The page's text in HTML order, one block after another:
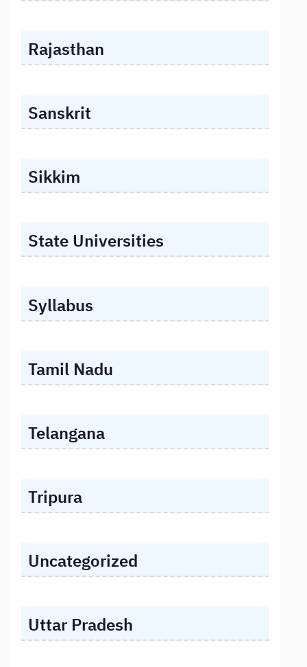
Rajasthan
Sanskrit
Sikkim
State Universities
Syllabus
Tamil Nadu
Telangana
Tripura
Uncategorized
Uttar Pradesh